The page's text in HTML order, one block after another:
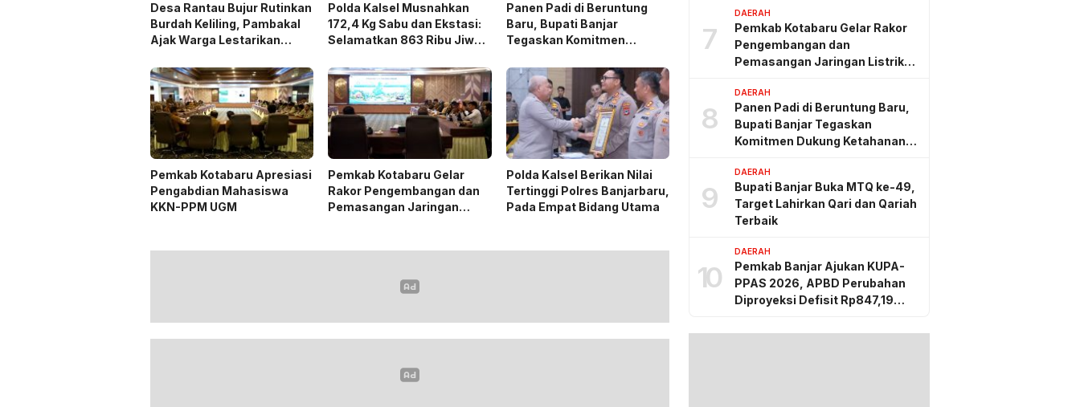
Desa Rantau Bujur Rutinkan
Burdah Keliling, Pambakal
Ajak Warga Lestarikan
Polda Kalsel Musnahkan
172,4 Kg Sabu dan Ekstasi:
Selamatkan 863 Ribu Jiwa
4,3 Triliun
Panen Padi di Beruntung
Baru, Bupati Banjar
Tegaskan Komitmen
Pemkab Kotabaru Apresiasi
Pengabdian Mahasiswa
KKN-PPM UGM
Pemkab Kotabaru Gelar
Rakor Pengembangan dan
Pemasangan Jaringan
Polda Kalsel Berikan Nilai
Tertinggi Polres Banjarbaru,
Pada Empat Bidang Utama
7
DAERAH
Pemkab Kotabaru Gelar Rakor
Pengembangan dan
Pemasangan Jaringan Listrik
8
DAERAH
Panen Padi di Beruntung Baru,
Bupati Banjar Tegaskan
Komitmen Dukung Ketahanan
9
DAERAH
Bupati Banjar Buka MTQ ke-49,
Target Lahirkan Qari dan Qariah
Terbaik
10
DAERAH
Pemkab Banjar Ajukan KUPA-
PPAS 2026, APBD Perubahan
Diproyeksi Defisit Rp847,19